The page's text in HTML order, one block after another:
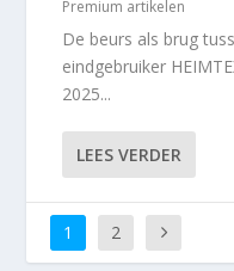
Premium artikelen
De beurs als brug
eindgebruiker
2025...
LEES VERDER
1 2